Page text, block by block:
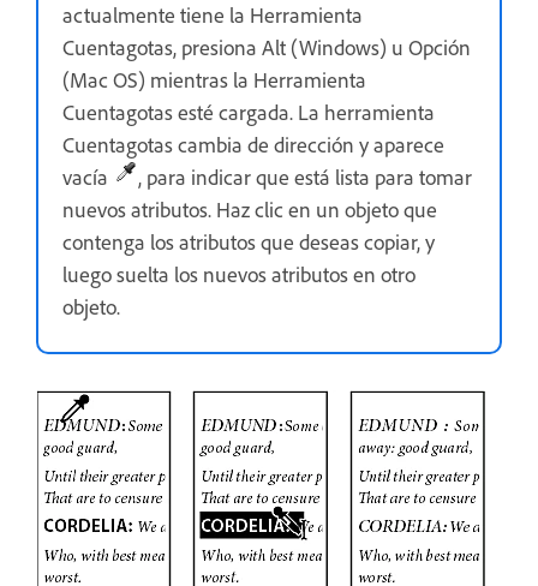
actualmente tiene la Herramienta
Cuentagotas, presiona Alt (Windows) u Opción
(Mac OS) mientras la Herramienta
Cuentagotas esté cargada. La herramienta
Cuentagotas cambia de dirección y aparece
vacía
, para indicar que está lista para tomar
nuevos atributos. Haz clic en un objeto que
contenga los atributos que deseas copiar, y
luego suelta los nuevos atributos en otro
objeto.